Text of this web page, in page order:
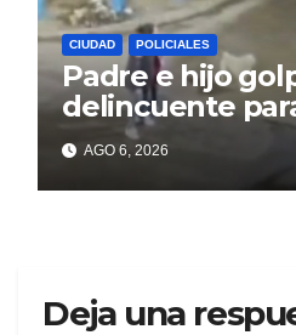
CIUDAD POLICIALES
Padre e hijo
delincuente
un celular
AGO 6, 2026
Deja una